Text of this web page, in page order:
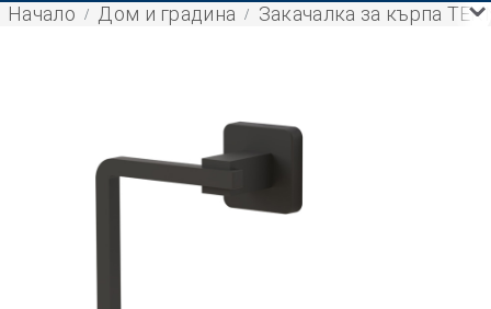
Начало Дом и градина Закачалка за кърпа